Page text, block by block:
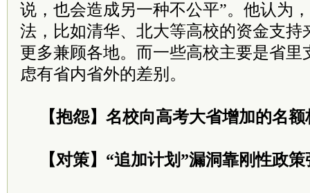
说，也会造成另一种不公平”。他认为
法，比如清华、北大等高校的资金支持
更多兼顾各地。而一些高校主要是省里
虑有省内省外的差别。
【抱怨】名校向高考大省增加的名
【对策】“追加计划”漏洞靠刚性政